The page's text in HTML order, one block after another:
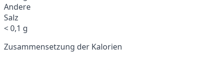
Andere
Salz
< 0,1 g
Zusammensetzung der Kalorien